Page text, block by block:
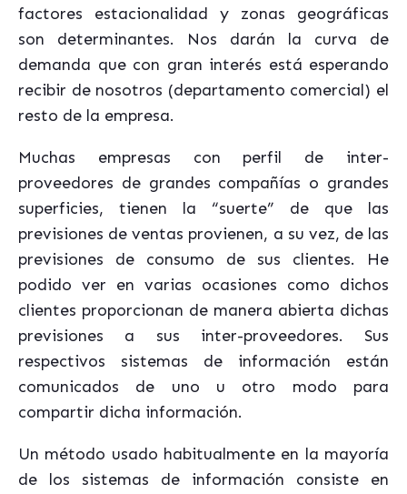
factores estacionalidad y zonas geográficas
son determinantes. Nos darán la curva de
demanda que con gran interés está esperando
recibir de nosotros (departamento comercial) el
resto de la empresa.
Muchas empresas con perfil de inter-
proveedores de grandes compañías o grandes
superficies, tienen la “suerte” de que las
previsiones de ventas provienen, a su vez, de las
previsiones de consumo de sus clientes. He
podido ver en varias ocasiones como dichos
clientes proporcionan de manera abierta dichas
previsiones a sus inter-proveedores. Sus
respectivos sistemas de información están
comunicados de uno u otro modo para
compartir dicha información.
Un método usado habitualmente en la mayoría
de los sistemas de información consiste en